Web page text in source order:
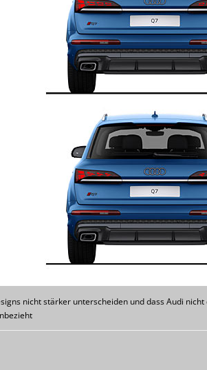
nicht stärker unterscheiden und dass Audi